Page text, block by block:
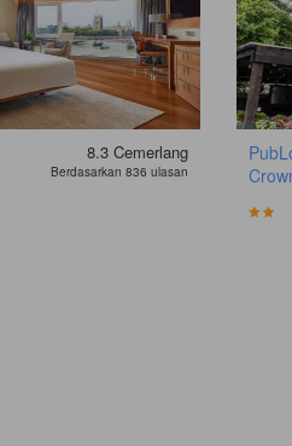
8.3 Cemerlang
Berdasarkan 836 ulasan